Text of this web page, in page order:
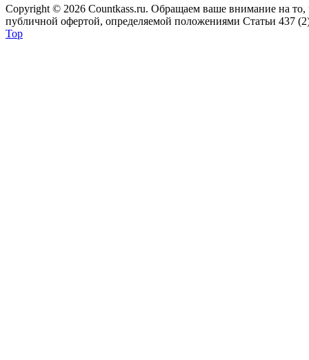
Copyright © 2026 Сountkass.ru. Обращаем ваше внимание на
публичной офертой, определяемой положениями Статьи 437
Top